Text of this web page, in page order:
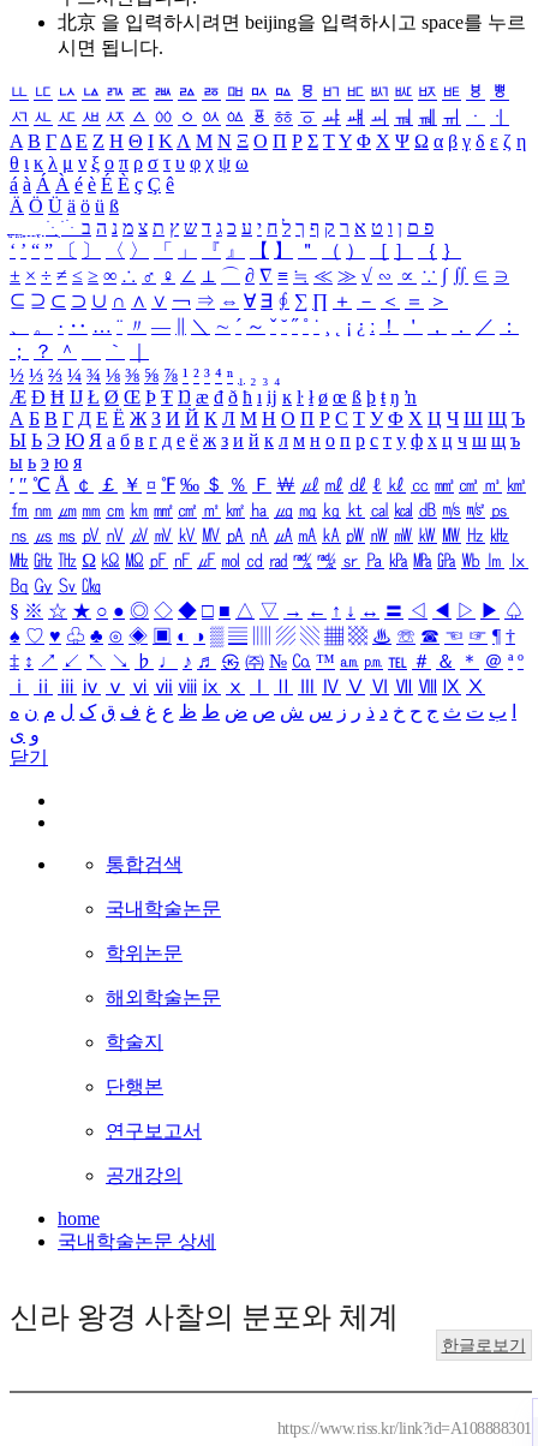
北京 을 입력하시려면 beijing을 입력하시고 space를 누르
시면 됩니다.
ㅥ ㅦ ㅧ ㅨ ㅩ ㅪ ㅫ ㅬ ㅭ ㅮ ㅯ ㅰ ㅱ ㅲ ㅳ ㅴ ㅵ ㅶ ㅷ ㅸ
ㅹ
ㅺ ㅻ ㅼ ㅽ ㅾ ㅿ ㆀ ㆁ ㆂ ㆃ ㆄ ㆅ ㆆ ㆇ ㆈ ㆉ ㆊ ㆋ ㆌ ㆍ
ㆎ
Α Β ΓΔ Ε Ζ Η Θ Ι ΚΛ Μ Ν Ξ Ο Π Ρ Σ ΤΥ Φ Χ Ψ Ω α β γ δ ε ζ η
θ ι κ λ μ ν ξ ο π ρ σ τ υ φ χ ψ ω
á à Á À é è É È ç Ç ê
Ä Ö Ü ä ö ü ß
ִֶֹ ֻּ ׁׂ פ ם ן ו ט א ר ק ף ך ל ח י ע כ ג ד ש ץ ת צ מ נ ה ב
‘ ’ “ ” 〔 〕 〈 〉 「 」 『 』 【 】 ＂ （ ） ［ ］ ｛ ｝
± × ÷ ≠ ≤ ≥ ∞ ∴ ♂ ♀ ∠ ⊥ ⌒ ∂ ∇ ≡ ≒ ≪ ≫ √ ∽ ∝ ∵ ∫ ∬ ∈ ∋
⊆ ⊇ ⊂ ⊃ ∪ ∩ ∧ ∨ ￢ ⇒ ⇔ ∀ ∃ ∮ ∑ ∏ ＋ － ＜ ＝
＞
、
。 · ‥ … ¨ 〃 ― ＼ ∼ ´ ～ ˇ ˘ ˝ ˚ ˙ ¸ ¡ ¿ ː ！ ＇ ， ． ／
：
；
？ ＾ ｀
½ ⅓ ⅔ ¼ ¾ ⅛ ⅜ ⅝ ⅞ ¹ ² ³ ⁴ ⁿ ₁ ₂ ₃ ₄
Æ Ð Ħ Ĳ Ł Ø Œ Þ Ŧ Ŋ æ đ ð ħ ı ĳ ĸ ŀ ł ø œ ß þ ŧ ŋ ŉ
А Б В Г Д Е Ё Ж З И Й К Л М Н О П Р С Т У Ф Х Ц Ч Ш Щ Ъ
Ы Ь Э Ю Я а б в г д е ё ж з и й к л м н о п р с т у ф х ц ч ш щ ъ
ы ь э ю я
′ ″ ℃ Å ￠ ￡ ￥ ¤ ℉ ‰ ＄ ％ Ｆ ￦ ㎕ ㎖ ㎗ ℓ ㎘ ㏄ ㎣ ㎤ ㎥ ㎦
㎙ ㎚ ㎛ ㎜ ㎝ ㎞ ㎟ ㎠ ㎡ ㎢ ㏊ ㎍ ㎎ ㎏ ㏏ ㎈ ㎉ ㏈ ㎧ ㎨ ㎰
㎱ ㎲ ㎳ ㎴ ㎵ ㎶ ㎷ ㎸ ㎹ ㎀ ㎁ ㎂ ㎃ ㎄ ㎺ ㎻ ㎽ ㎾ ㎿ ㎐ ㎑
㎒ ㎓ ㎔ Ω ㏀ ㏁ ㎊ ㎋ ㎌ ㏖ ㏅ ㎭ ㎮ ㎯ ㏛ ㎩ ㎪ ㎫ ㎬ ㏝ ㏐
㏓
㏃ ㏉ ㏜ ㏆
§ ※ ☆ ★ ○ ● ◎ ◇ ◆ □ ■ △ ▽ → ← ↑ ↓ ↔ 〓 ◁ ◀ ▷ ▶ ♤
♠ ♡ ♥ ♧ ♣ ⊙ ◈ ▣ ◐ ◑ ▒ ▤ ▨ ▧ ▦ ▩ ♨ ☏ ☎ ☜ ☞ ¶ †
‡ ↕ ↗ ↙ ↖ ↘ ♭ ♩ ♪ ♬ ㉿ ㈜ № ㏇ ™ ㏂ ㏘ ℡ ＃ ＆ ＊ ＠ ª º
ⅰ
ⅱ ⅲ ⅳ ⅴ ⅵ ⅶ ⅷ ⅸ ⅹ Ⅳ Ⅴ Ⅵ Ⅶ Ⅷ Ⅸ Ⅹ
ب ت ث ج ح خ د ذ ر ز س ش ص ض ط ظ ع غ ف ق ک ل م ن ه
و ی
닫기
통합검색
국내학술논문
학위논문
해외학술논문
학술지
단행본
연구보고서
공개강의
home
국내학술논문 상세
신라 왕경 사찰의 분포와 체계
한글로보기
https://www.riss.kr/link?id=A108888301